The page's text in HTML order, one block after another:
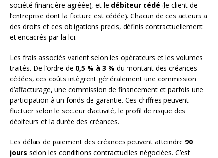
société financière agréée), et le débiteur cédé (le client de
l’entreprise dont la facture est cédée). Chacun de ces acteurs a
des droits et des obligations précis, définis contractuellement
et encadrés par la loi.
Les frais associés varient selon les opérateurs et les volumes
traités. De l’ordre de 0,5 % à 3 % du montant des créances
cédées, ces coûts intègrent généralement une commission
d’affacturage, une commission de financement et parfois une
participation à un fonds de garantie. Ces chiffres peuvent
fluctuer selon le secteur d’activité, le profil de risque des
débiteurs et la durée des créances.
Les délais de paiement des créances peuvent atteindre 90
jours selon les conditions contractuelles négociées. C’est